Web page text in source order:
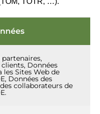
partenaires,
Données
les Sites Web de
Données des
collaborateurs de